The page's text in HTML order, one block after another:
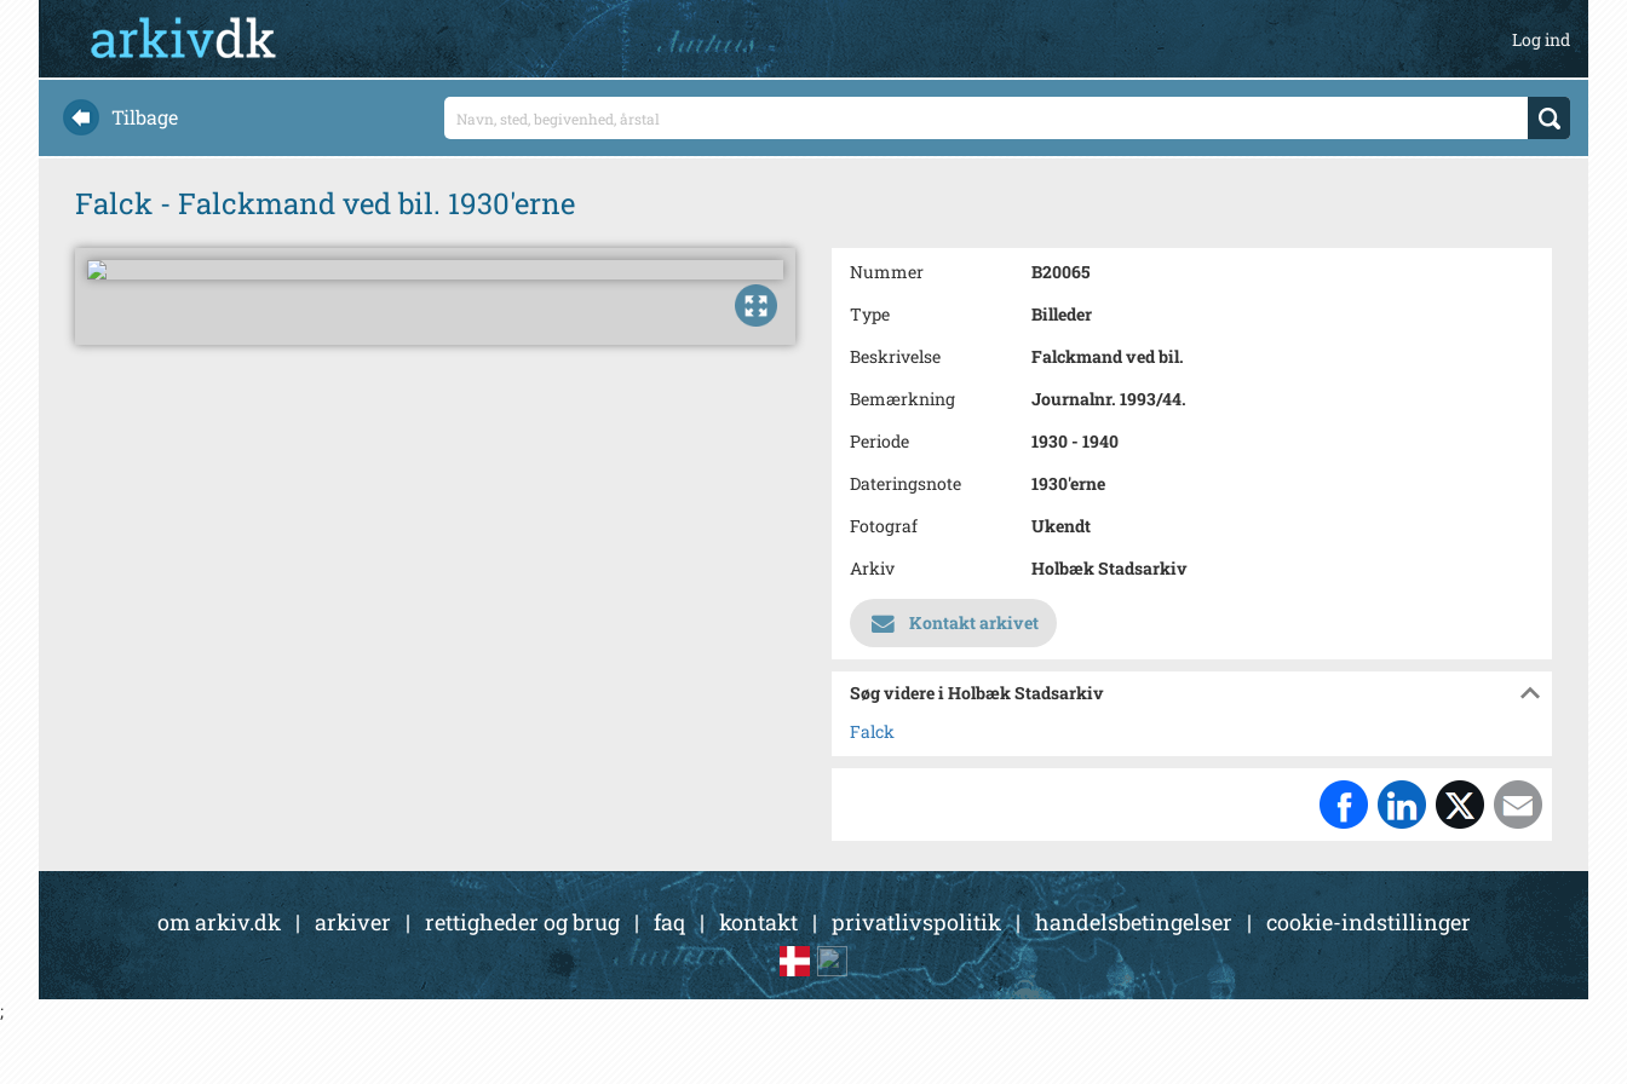
Log ind
Tilbage
Falck - Falckmand ved bil. 1930'erne
Nummer
B20065
Type
Billeder
Beskrivelse
Falckmand ved bil.
Bemærkning
Journalnr. 1993/44.
Periode
1930 - 1940
Dateringsnote
1930'erne
Fotograf
Ukendt
Arkiv
Holbæk Stadsarkiv
Kontakt arkivet
Søg videre i Holbæk Stadsarkiv
Falck
om arkiv.dk | arkiver| rettigheder og brug|faq |kontakt| privatlivspolitik|handelsbetingelser | cookie-indstillinger
;